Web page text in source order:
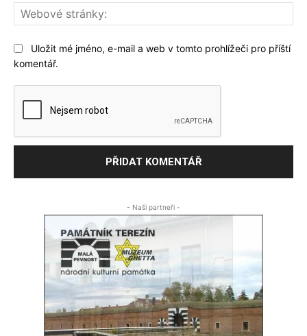
Uložit mé jméno, e-mail a web v tomto prohlížeči pro příští
komentář.
- Naši partneři -